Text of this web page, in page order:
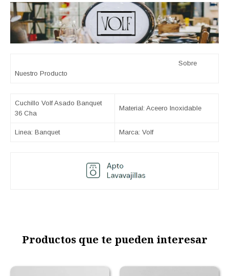
Sobre
Nuestro Producto
Cuchillo Volf Asado Banquet
36 Cha
Material: Aceero Inoxidable
Linea: Banquet Marca: Volf
Productos que te pueden interesar